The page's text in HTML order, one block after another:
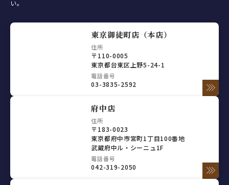
い。
東京御徒町店（本店）
住所
〒110-0005
東京都台東区上野5-24-1
電話番号
03-3835-2592
府中店
住所
〒183-0023
東京都府中市宮町1丁目100番地
武蔵府中ル・シーニュ1F
電話番号
042-319-2050